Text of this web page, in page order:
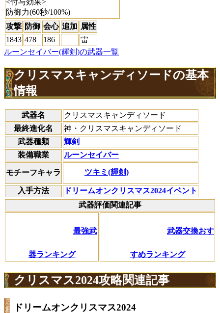
<付与効果>
防御力(60秒/100%)
攻撃 防御 会心 追加 属性
1843 478 186
雷
ルーンセイバー(輝剣)の武器一覧
クリスマスキャンディソードの基本
情報
武器名
クリスマスキャンディソード
最終進化名
神・クリスマスキャンディソード
武器種類
輝剣
装備職業
ルーンセイバー
モチーフキャラ ツキミ(輝剣)
入手方法
ドリームオンクリスマス2024イベント
武器評価関連記事
最強武
器ランキング
武器交換おす
すめランキング
クリスマス2024攻略関連記事
ドリームオンクリスマス2024